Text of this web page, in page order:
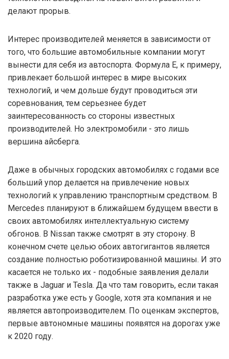
делают прорыв.
Интерес производителей меняется в зависимости от
того, что большие автомобильные компании могут
вынести для себя из автоспорта. Формула Е, к примеру,
привлекает большой интерес в мире высоких
технологий, и чем дольше будут проводиться эти
соревнования, тем серьезнее будет
заинтересованность со стороны известных
производителей. Но электромобили - это лишь
вершина айсберга.
Даже в обычных городских автомобилях с годами все
больший упор делается на привлечение новых
технологий к управлению транспортным средством. В
Mercedes планируют в ближайшем будущем ввести в
своих автомобилях интеллектуальную систему
обгонов. В Nissan также смотрят в эту сторону. В
конечном счете целью обоих автогигантов является
создание полностью роботизированной машины. И это
касается не только их - подобные заявления делали
также в Jaguar и Tesla. Да что там говорить, если такая
разработка уже есть у Google, хотя эта компания и не
является автопроизводителем. По оценкам экспертов,
первые автономные машины появятся на дорогах уже
к 2020 году.